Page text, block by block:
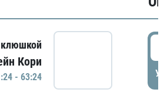
Кори
- 63:24